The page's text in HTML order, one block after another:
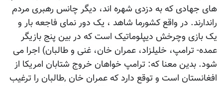
های جهادی که به دزدی شهره اند، دیگر چانس رهبری مردم
راندارند. در واقع کشورما شاهد ، یک دور نمای فاجعه بار و
یک بازی وچرخش دیپلوماتیک است که در بین پنج بازیگر
عمده- ترامپ، خلیلزاد، عمران خان، غنی و طالبان) اجرا می
شود. بدین معنا که: ترامپ خواهان خروج شتابان امریکا از
افغانستان است و توقع دارد که عمران خان ,طالبان را ترغیب